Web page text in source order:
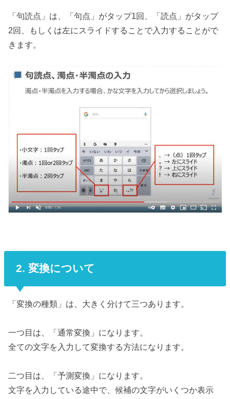
「句読点」は、「句点」がタップ1回、「読点」がタップ
2回、もしくは左にスライドすることで入力することがで
きます。
2. 変換について
「変換の種類」は、大きく分けて三つあります。
一つ目は、「通常変換」になります。
全ての文字を入力して変換する方法になります。
二つ目は、「予測変換」になります。
文字を入力している途中で、候補の文字がいくつか表示